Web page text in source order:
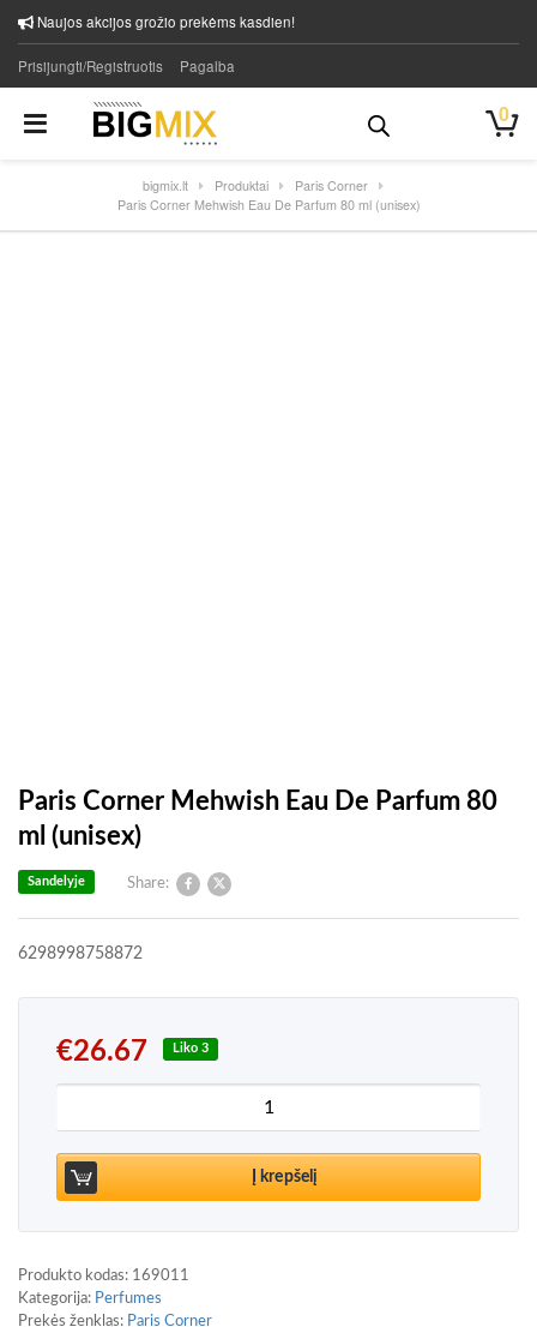
Naujos akcijos grožio prekėms kasdien!
Prisijungti/Registruotis Pagalba
0
bigmix.lt Produktai
Paris Corner
Paris Corner Mehwish Eau De Parfum 80 ml (unisex)
Paris Corner Mehwish Eau De Parfum 80
ml (unisex)
Share:
Sandelyje
6298998758872
€26.67 Liko 3
produkto kiekis: Paris Corner Mehwish Eau De
Į krepšelį
Produkto kodas: 169011
Kategorija: Perfumes
Prekės ženklas: Paris Corner